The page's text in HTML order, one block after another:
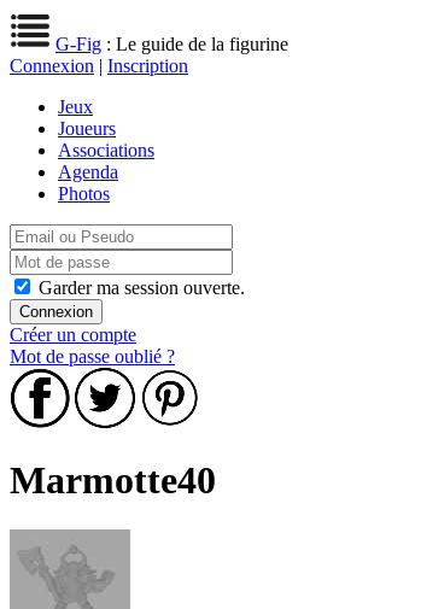
G-Fig : Le guide de la figurine
Connexion | Inscription
Jeux
Joueurs
Associations
Agenda
Photos
Garder ma session ouverte.
Créer un compte
Mot de passe oublié ?
Marmotte40